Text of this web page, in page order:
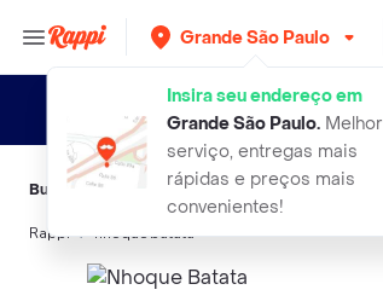
Grande São Paulo
Insira seu endereço em
Grande São Paulo.Melhor
serviço, entregas mais
rápidas e preços mais
convenientes!
Buscas relacionadas:Massas, Rana,Lasanha,
Rappi nhoque batata